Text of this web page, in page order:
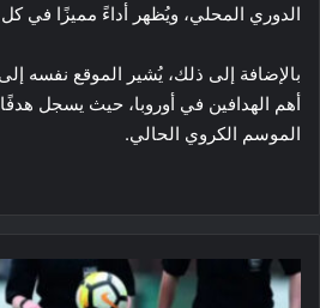
الدوري المحلي، ويُظهر أداءً مميزًا في كل
بالإضافة إلى ذلك، يُشير الموقع نفسه
الموسم الكروي الحالي.
طاقم
تحكيم